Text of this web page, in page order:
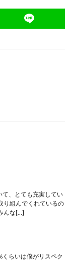
て、とても充実してい
り組んでくれているの
んな[…]
らいは僕がリスペク